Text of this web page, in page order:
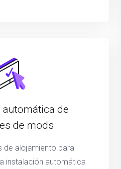
de
de mods.
de alojamiento para
instalación automática